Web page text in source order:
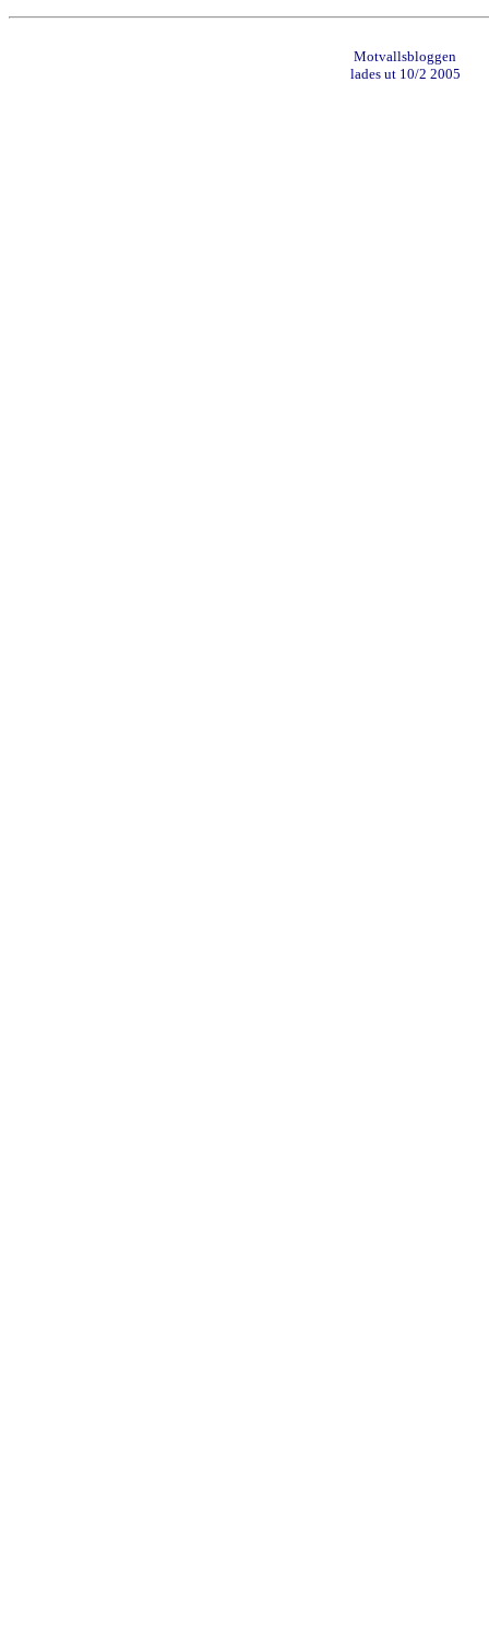
Motvallsbloggen
lades ut 10/2 2005